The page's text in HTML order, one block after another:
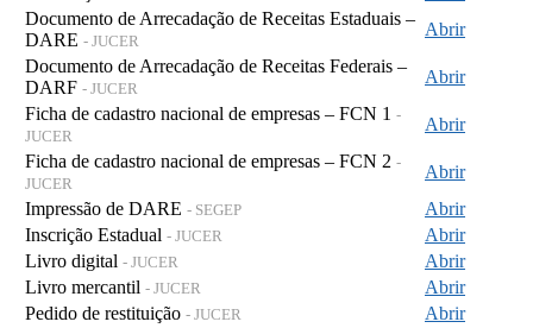
Documento de Arrecadação de Receitas Estaduais –
DARE - JUCER
Abrir
Documento de Arrecadação de Receitas Federais –
DARF - JUCER
Abrir
Ficha de cadastro nacional de empresas – FCN 1 -
JUCER
Abrir
Ficha de cadastro nacional de empresas – FCN 2 -
JUCER
Abrir
Impressão de DARE - SEGEP
Abrir
Inscrição Estadual - JUCER
Abrir
Livro digital - JUCER
Abrir
Livro mercantil - JUCER
Abrir
Pedido de restituição - JUCER
Abrir